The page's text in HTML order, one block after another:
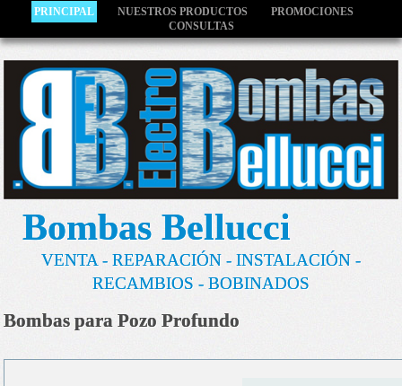
PRINCIPAL NUESTROS PRODUCTOS
PROMOCIONES
CONSULTAS
Bombas Bellucci
VENTA - REPARACIÓN - INSTALACIÓN -
RECAMBIOS - BOBINADOS
Bombas para Pozo Profundo